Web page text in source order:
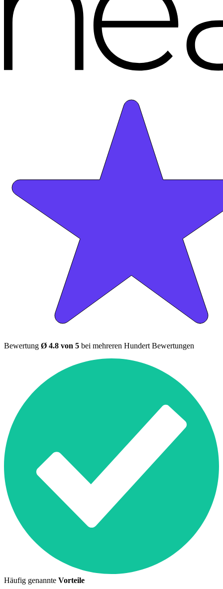
Bewertung Ø 4.8 von 5 bei mehreren Hundert Bewertungen
Häufig genannte Vorteile